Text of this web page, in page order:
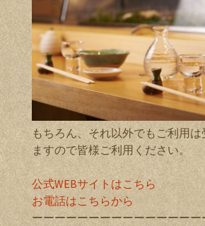
もちろん、それ以外でもご利用
ますので皆様ご利用ください。
公式WEBサイトはこちら
お電話はこちらから
ーーーーーーーーーーーーーー